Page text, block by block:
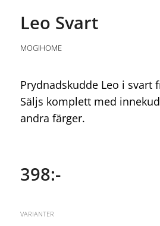
Leo Svart
MOGIHOME
Prydnadskudde Leo i svart
Säljs komplett med
andra färger.
398:-
VARIANTER